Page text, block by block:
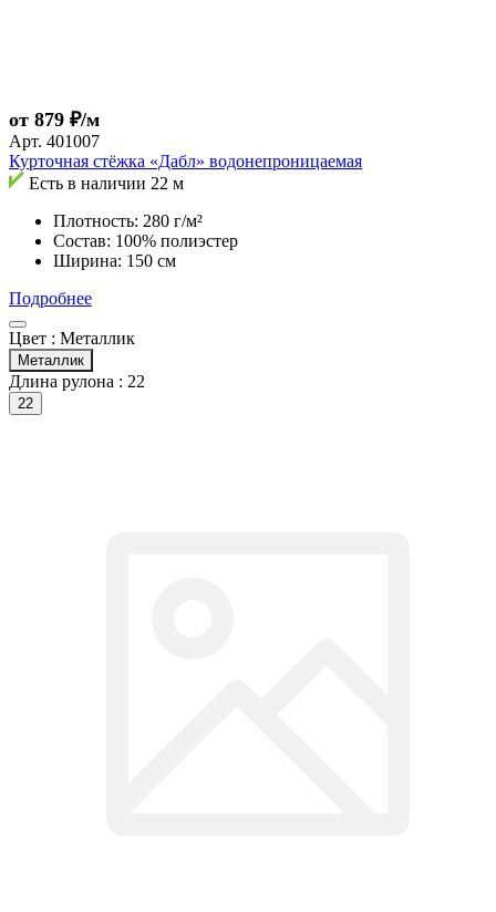
от 879 ₽/м
Арт. 401007
Курточная стёжка «Дабл» водонепроницаемая
Есть в наличии 22 м
Плотность: 280 г/м²
Состав: 100% полиэстер
Ширина: 150 см
Подробнее
Цвет : Металлик
Металлик
Длина рулона : 22
22